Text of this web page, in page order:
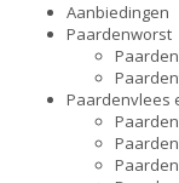
Aanbiedingen
Paardenworst
Paardenvlees